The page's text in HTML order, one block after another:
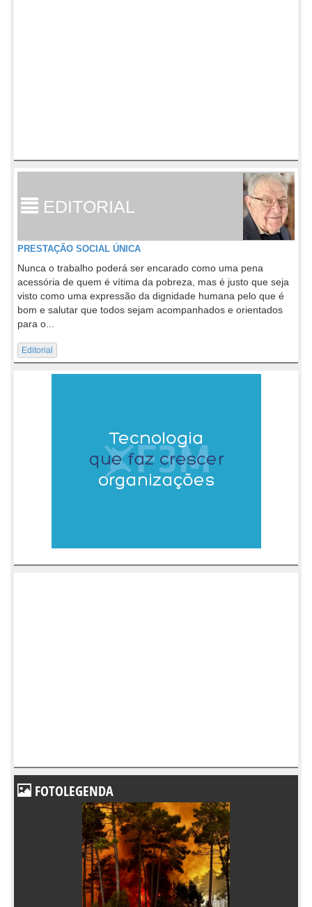
EDITORIAL
PRESTAÇÃO SOCIAL ÚNICA
Nunca o trabalho poderá ser encarado como uma pena
acessória de quem é vítima da pobreza, mas é justo que seja
visto como uma expressão da dignidade humana pelo que é
bom e salutar que todos sejam acompanhados e orientados
para o...
Editorial
FOTOLEGENDA